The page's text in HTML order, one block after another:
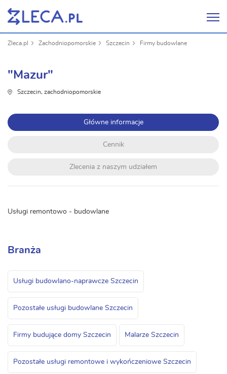
Zleca.pl Zachodniopomorskie Szczecin Firmy budowlane
"Mazur"
Szczecin, zachodniopomorskie
Główne informacje
Cennik
Zlecenia z naszym udziałem
Usługi remontowo - budowlane
Branża
Usługi budowlano-naprawcze Szczecin
Pozostałe usługi budowlane Szczecin
Firmy budujące domy Szczecin Malarze Szczecin
Pozostałe usługi remontowe i wykończeniowe Szczecin